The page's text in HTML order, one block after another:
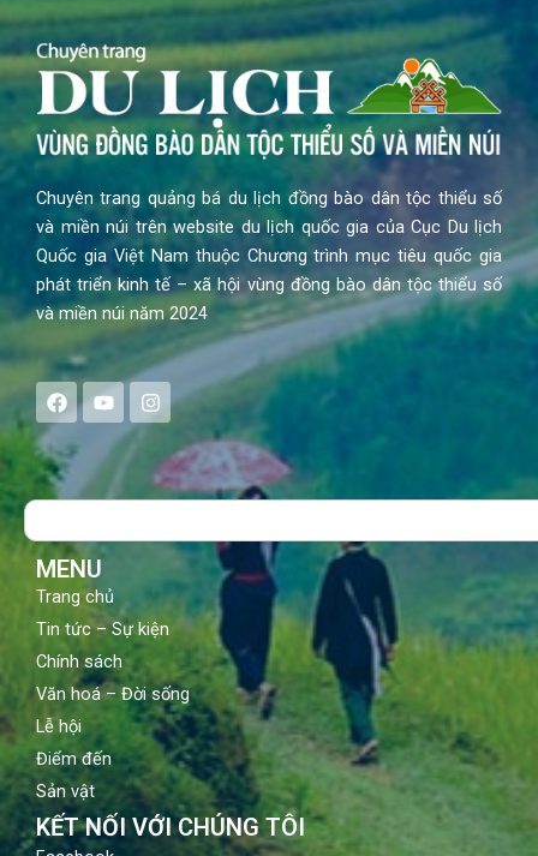
Chuyên trang quảng bá du lịch đồng bào dân tộc thiểu số
và miền núi trên website du lịch quốc gia của Cục Du lịch
Quốc gia Việt Nam thuộc Chương trình mục tiêu quốc gia
phát triển kinh tế – xã hội vùng đồng bào dân tộc thiểu số
và miền núi năm 2024
F
a
e
b
o
Y
o
t
b
I
n
s
a
g
Search
MENU
Trang chủ
Tin tức – Sự kiện
Chính sách
Văn hoá – Đời sống
Lễ hội
Điểm đến
Sản vật
KẾT NỐI VỚI CHÚNG TÔI